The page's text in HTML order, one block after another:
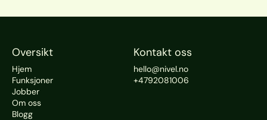
Oversikt
Hjem
Funksjoner
Jobber
Om oss
Blogg
Kontakt oss
hello@nivel.no
+4792081006